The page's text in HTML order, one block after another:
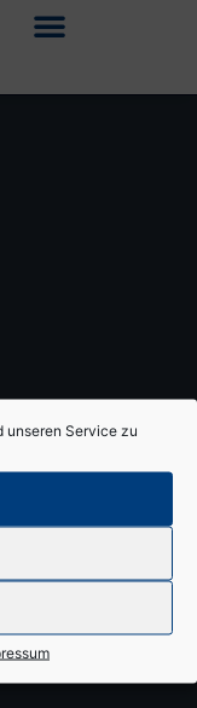
unseren Service zu